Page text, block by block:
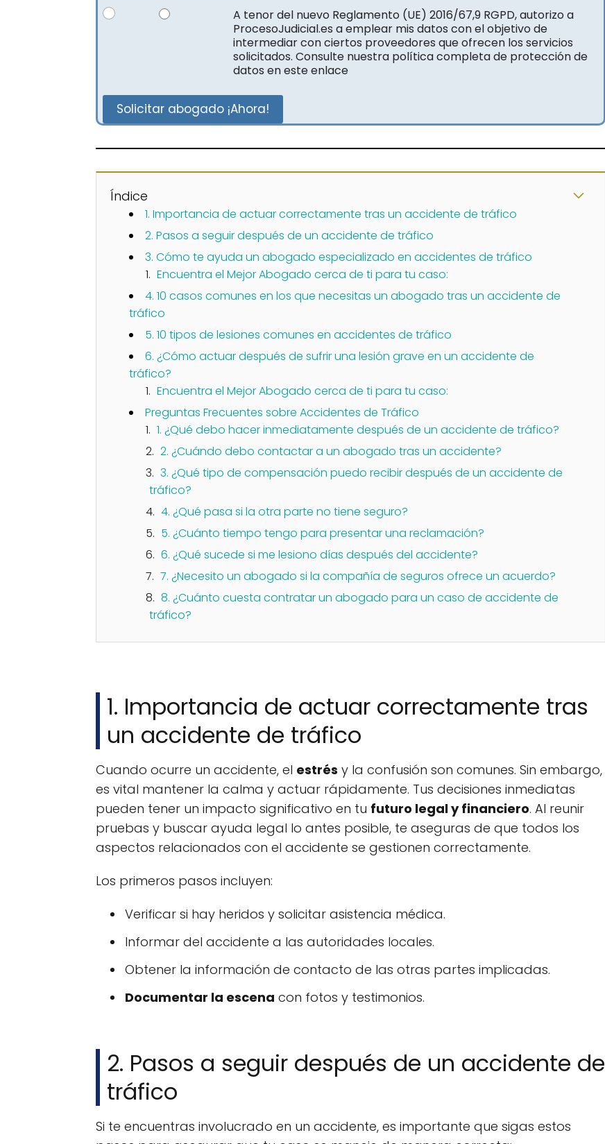
A tenor del nuevo Reglamento (UE) 2016/67,9 RGPD, autorizo a
ProcesoJudicial.es a emplear mis datos con el objetivo de
intermediar con ciertos proveedores que ofrecen los servicios
solicitados. Consulte nuestra política completa de protección de
datos en este enlace
Solicitar abogado ¡Ahora!
Índice
1. Importancia de actuar correctamente tras un accidente de tráfico
2. Pasos a seguir después de un accidente de tráfico
3. Cómo te ayuda un abogado especializado en accidentes de tráfico
Encuentra el Mejor Abogado cerca de ti para tu caso:
4. 10 casos comunes en los que necesitas un abogado tras un accidente de
tráfico
5. 10 tipos de lesiones comunes en accidentes de tráfico
6. ¿Cómo actuar después de sufrir una lesión grave en un accidente de
tráfico?
Encuentra el Mejor Abogado cerca de ti para tu caso:
Preguntas Frecuentes sobre Accidentes de Tráfico
1. ¿Qué debo hacer inmediatamente después de un accidente de tráfico?
2. ¿Cuándo debo contactar a un abogado tras un accidente?
3. ¿Qué tipo de compensación puedo recibir después de un accidente de
tráfico?
4. ¿Qué pasa si la otra parte no tiene seguro?
5. ¿Cuánto tiempo tengo para presentar una reclamación?
6. ¿Qué sucede si me lesiono días después del accidente?
7. ¿Necesito un abogado si la compañía de seguros ofrece un acuerdo?
8. ¿Cuánto cuesta contratar un abogado para un caso de accidente de
tráfico?
1. Importancia de actuar correctamente tras
un accidente de tráfico
Cuando ocurre un accidente, el estrés y la confusión son comunes. Sin embargo,
es vital mantener la calma y actuar rápidamente. Tus decisiones inmediatas
pueden tener un impacto significativo en tu futuro legal y financiero. Al reunir
pruebas y buscar ayuda legal lo antes posible, te aseguras de que todos los
aspectos relacionados con el accidente se gestionen correctamente.
Los primeros pasos incluyen:
Verificar si hay heridos y solicitar asistencia médica.
Informar del accidente a las autoridades locales.
Obtener la información de contacto de las otras partes implicadas.
Documentar la escena con fotos y testimonios.
2. Pasos a seguir después de un accidente de
tráfico
Si te encuentras involucrado en un accidente, es importante que sigas estos